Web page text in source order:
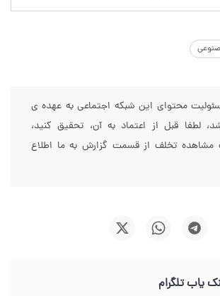
محتوای این شبکه اجتماعی به عهده ی
لطفا قبل از اعتماد به آن، تحقیق کنید،
تخلف از قسمت گزارش به ما اطلاع
یاب تلگرام